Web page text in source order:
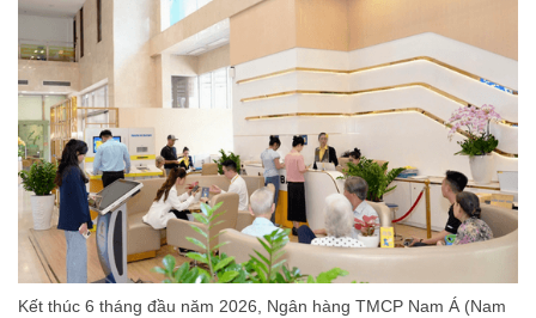
Kết thúc 6 tháng đầu năm 2026, Ngân hàng TMCP Nam Á (Nam